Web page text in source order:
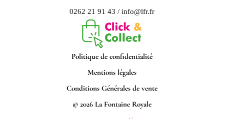
0262 21 91 43 / info@lfr.fr
Politique de confidentialité
Mentions légales
Conditions Générales de vente
© 2026 La Fontaine Royale